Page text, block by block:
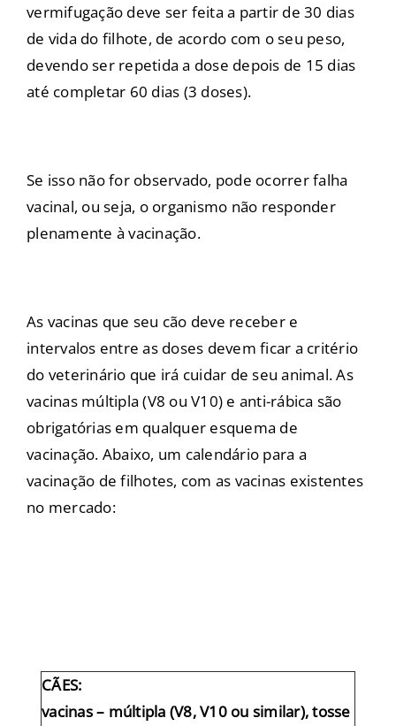
vermifugação deve ser feita a partir de 30 dias
de vida do filhote, de acordo com o seu peso,
devendo ser repetida a dose depois de 15 dias
até completar 60 dias (3 doses).
Se isso não for observado, pode ocorrer falha
vacinal, ou seja, o organismo não responder
plenamente à vacinação.
As vacinas que seu cão deve receber e
intervalos entre as doses devem ficar a critério
do veterinário que irá cuidar de seu animal. As
vacinas múltipla (V8 ou V10) e anti-rábica são
obrigatórias em qualquer esquema de
vacinação. Abaixo, um calendário para a
vacinação de filhotes, com as vacinas existentes
no mercado:
CÃES:
vacinas – múltipla (V8, V10 ou similar), tosse